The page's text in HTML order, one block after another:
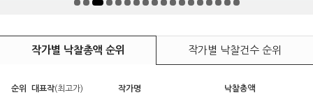
작가별 낙찰총액 순위 작가별 낙찰건수 순위
순위 대표작(최고가) 작가명 낙찰총액